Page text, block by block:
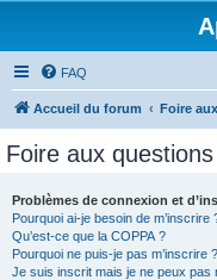
FAQ
Accueil du forum Foire
Foire aux questions
Problèmes de connexion et
Pourquoi ai-je besoin de m’inscrire
Qu’est-ce que la COPPA ?
Pourquoi ne puis-je pas m’inscrire ?
Je suis inscrit mais je ne peux pas